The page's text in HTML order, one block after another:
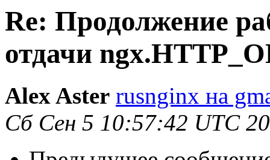
Re: Продолжение
отдачи
Alex Aster rusnginx на
Сб Сен 5 10:57:42 UTC